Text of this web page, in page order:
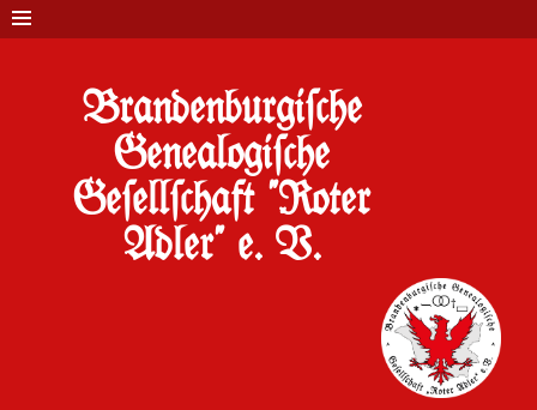
Brandenburgi#che
Genealogi#che
Ge#ell#chaft "Roter
Adler" e. V.